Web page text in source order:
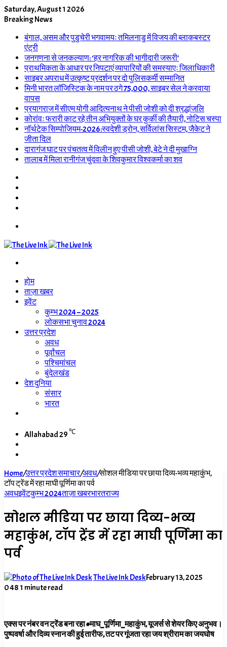
Saturday, August 1 2026
Breaking News
बंगाल, असम और पुडुचेरी भगवामयः तमिलनाडु में विजय की ब्लाकबस्टर
एंट्री
जनगणना से जनकल्याण: ‘हर नागरिक की भागीदारी जरूरी’
प्राथमिकता के आधार पर निपटाएं व्यापारियों की समस्याएः जिलाधिकारी
साइबर अपराध में उत्कृष्ट प्रदर्शन पर दो पुलिसकर्मी सम्मानित
मिनी भारत लॉजिस्टिक के नाम पर ठगे 75,000, साइबर सेल ने करवाया
वापस
प्रयागराज में सीएम योगी आदित्यनाथ ने पीसी जोशी को दी श्रद्धांजलि
कोरांवः फरारी काट रहे तीन अभियुक्तों के घर कुर्की की तैयारी, नोटिस चस्पा
नॉर्थटेक सिम्पोजियम-2026:स्वदेशी ड्रोन, सर्विलांस सिस्टम, जैकेट ने
जीता दिल
दारागंज घाट पर पंचतत्व में विलीन हुए पीसी जोशी, बेटे ने दी मुखाग्नि
तालाब में मिला रानीगंज चुंदवा के शिवकुमार विश्वकर्मा का शव
होम
ताज़ा खबर
इवेंट
कुम्भ 2024 – 2025
लोकसभा चुनाव 2024
उत्तर प्रदेश
अवध
पूर्वांचल
पश्चिमांचल
बुंदेलखंड
देश दुनिया
संसार
भारत
Allahabad29℃
Home/उत्तर प्रदेश समाचार/अवध/सोशल मीडिया पर छाया दिव्य-भव्य महाकुंभ,
टॉप ट्रेंड में रहा माघी पूर्णिमा का पर्व
अवधइवेंटकुम्भ 2024ताज़ा खबरभारतराज्य
सोशल मीडिया पर छाया दिव्य-भव्य
महाकुंभ, टॉप ट्रेंड में रहा माघी पूर्णिमा का
पर्व
The Live Ink DeskFebruary 13, 2025
0481 minute read
एक्स पर नंबर वन ट्रेंड बना रहा #माघ_पूर्णिमा_महाकुंभ, यूजर्स से शेयर किए अनुभव।
पुष्पवर्षा और दिव्य स्नान की हुई तारीफ, तट पर गूंजता रहा जय श्रीराम का जयघोष